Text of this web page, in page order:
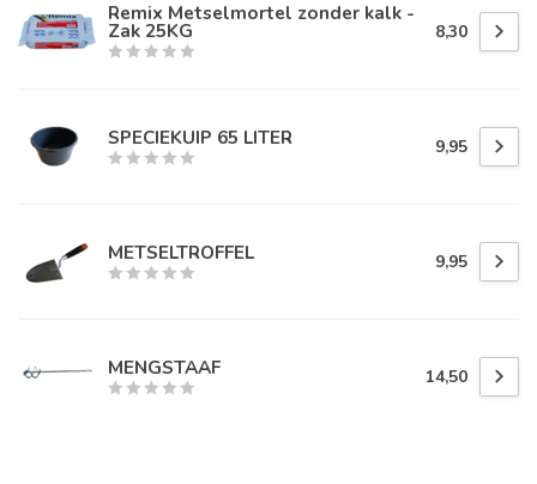
Remix Metselmortel zonder kalk -
Zak 25KG 8,30
SPECIEKUIP 65 LITER 9,95
METSELTROFFEL 9,95
MENGSTAAF 14,50